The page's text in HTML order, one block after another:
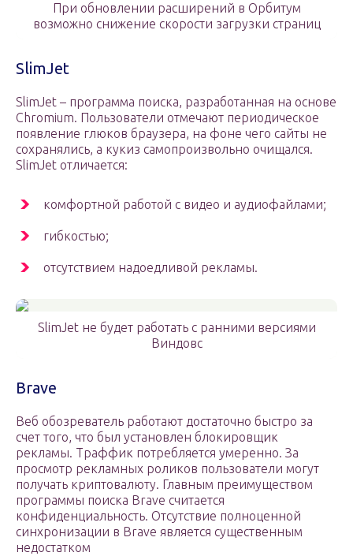
При обновлении расширений в Орбитум
возможно снижение скорости загрузки страниц
SlimJet
SlimJet – программа поиска, разработанная на основе
Chromium. Пользователи отмечают периодическое
появление глюков браузера, на фоне чего сайты не
сохранялись, а кукиз самопроизвольно очищался.
SlimJet отличается:
комфортной работой с видео и аудиофайлами;
гибкостью;
отсутствием надоедливой рекламы.
SlimJet не будет работать с ранними версиями
Виндовс
Brave
Веб обозреватель работают достаточно быстро за
счет того, что был установлен блокировщик
рекламы. Траффик потребляется умеренно. За
просмотр рекламных роликов пользователи могут
получать криптовалюту. Главным преимуществом
программы поиска Brave считается
конфиденциальность. Отсутствие полноценной
синхронизации в Brave является существенным
недостатком